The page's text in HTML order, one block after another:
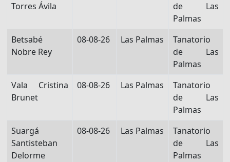
Torres Ávila
de Las
Palmas
Betsabé
Nobre Rey
08-08-26 Las Palmas
Tanatorio
de Las
Palmas
Vala Cristina
Brunet
08-08-26 Las Palmas
Tanatorio
de Las
Palmas
Suargá
Santisteban
Delorme
08-08-26 Las Palmas
Tanatorio
de Las
Palmas